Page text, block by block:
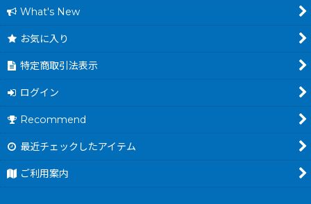
What's New
お気に入り
特定商取引法表示
ログイン
Recommend
最近チェックしたアイテム
ご利用案内